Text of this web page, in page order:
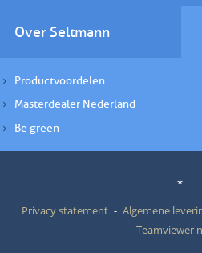
Over Seltmann
Productvoordelen
Masterdealer Nederland
Be green
*
Privacy statement
Algemene
Teamviewer